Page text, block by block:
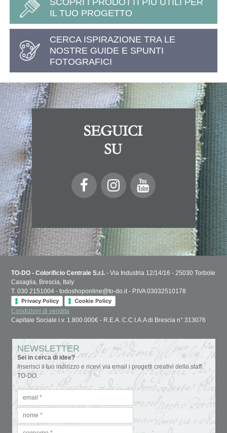
IL TUO PROGETTO
CERCA ISPIRAZIONE TRA LE
NOSTRE GUIDE E SPUNTI
FOTOGRAFICI
TO-DO - Colorificio Centrale S.r.l. - Via Industria 12/14/16 - 25030 Torbole
Casaglia, Brescia, Italy
T. 030 2151004 - todoshoponline@to-do.it - P.IVA 03032510178
Privacy Policy
Cookie Policy
Condizioni di vendita
Capitale Sociale i.v. 1.800.000€ - R.E.A. C.C.I.A.A di Brescia n° 313076
NEWSLETTER
Sei in cerca di idee?
Inserisci il tuo indirizzo e ricevi via email i progetti creativi dello staff
TO-DO.